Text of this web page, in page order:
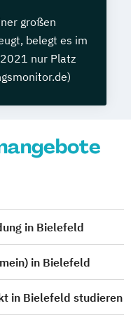
großen
belegt es im
nur Platz
in Bielefeld
in Bielefeld
in Bielefeld studieren